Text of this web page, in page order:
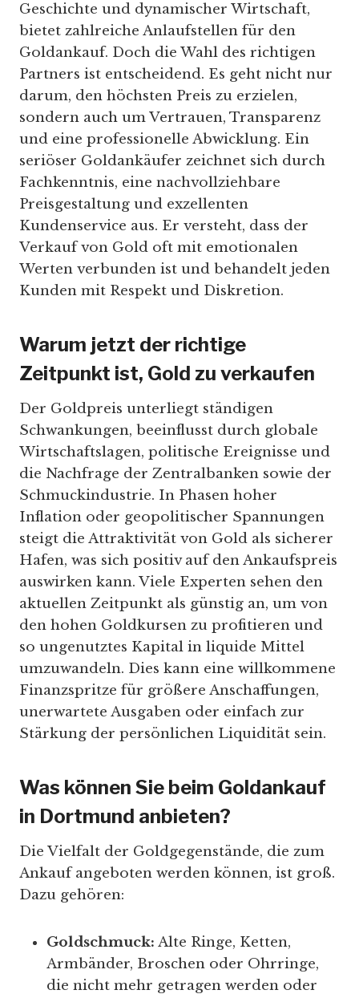
Geschichte und dynamischer Wirtschaft,
bietet zahlreiche Anlaufstellen für den
Goldankauf. Doch die Wahl des richtigen
Partners ist entscheidend. Es geht nicht nur
darum, den höchsten Preis zu erzielen,
sondern auch um Vertrauen, Transparenz
und eine professionelle Abwicklung. Ein
seriöser Goldankäufer zeichnet sich durch
Fachkenntnis, eine nachvollziehbare
Preisgestaltung und exzellenten
Kundenservice aus. Er versteht, dass der
Verkauf von Gold oft mit emotionalen
Werten verbunden ist und behandelt jeden
Kunden mit Respekt und Diskretion.
Warum jetzt der richtige
Zeitpunkt ist, Gold zu verkaufen
Der Goldpreis unterliegt ständigen
Schwankungen, beeinflusst durch globale
Wirtschaftslagen, politische Ereignisse und
die Nachfrage der Zentralbanken sowie der
Schmuckindustrie. In Phasen hoher
Inflation oder geopolitischer Spannungen
steigt die Attraktivität von Gold als sicherer
Hafen, was sich positiv auf den Ankaufspreis
auswirken kann. Viele Experten sehen den
aktuellen Zeitpunkt als günstig an, um von
den hohen Goldkursen zu profitieren und
so ungenutztes Kapital in liquide Mittel
umzuwandeln. Dies kann eine willkommene
Finanzspritze für größere Anschaffungen,
unerwartete Ausgaben oder einfach zur
Stärkung der persönlichen Liquidität sein.
Was können Sie beim Goldankauf
in Dortmund anbieten?
Die Vielfalt der Goldgegenstände, die zum
Ankauf angeboten werden können, ist groß.
Dazu gehören:
Goldschmuck: Alte Ringe, Ketten,
Armbänder, Broschen oder Ohrringe,
die nicht mehr getragen werden oder